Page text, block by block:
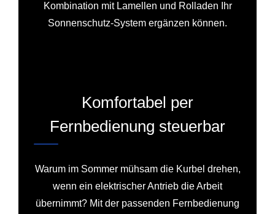
Kombination mit Lamellen und Rolladen Ihr
Sonnenschutz-System ergänzen können.
Komfortabel per
Fernbedienung steuerbar
Warum im Sommer mühsam die Kurbel drehen,
wenn ein elektrischer Antrieb die Arbeit
übernimmt? Mit der passenden Fernbedienung